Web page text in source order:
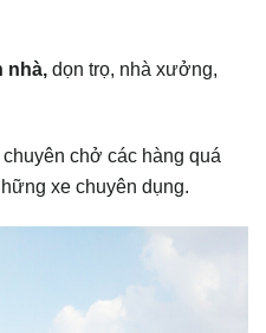
nhà, dọn trọ, nhà xưởng,
chở các hàng quá
xe chuyên dụng.